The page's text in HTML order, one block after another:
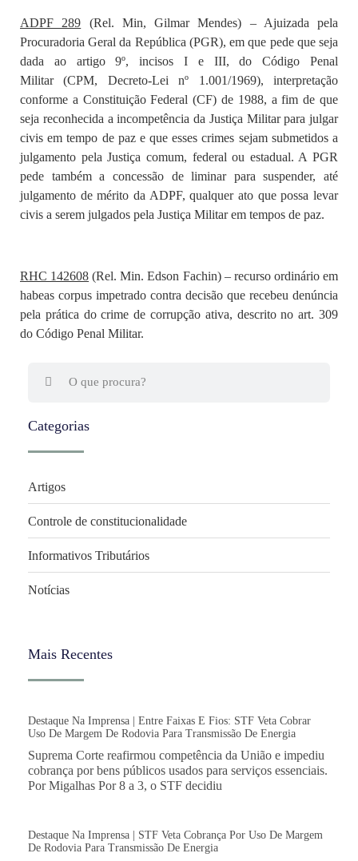
ADPF 289 (Rel. Min, Gilmar Mendes) – Ajuizada pela
Procuradoria Geral da República (PGR), em que pede que seja
dada ao artigo9º, incisosI e III, doCódigo Penal
Militar(CPM, Decreto-Lei nº 1.001/1969), interpretação
conforme a Constituição Federal (CF) de 1988, a fim de que
seja reconhecida a incompetência da Justiça Militar para julgar
civis em tempo de paz e que esses crimes sejam submetidos a
julgamento pela Justiça comum, federal ou estadual. A PGR
pede também a concessão de liminar para suspender, até
julgamento de mérito da ADPF, qualquer ato que possa levar
civis a serem julgados pela Justiça Militar em tempos de paz.
RHC 142608 (Rel. Min. Edson Fachin) – recurso ordinário em
habeas corpus impetrado contra decisão que recebeu denúncia
pela prática do crime de corrupção ativa, descrito no art. 309
do Código Penal Militar.
Categorias
Artigos
Controle de constitucionalidade
Informativos Tributários
Notícias
Mais Recentes
Destaque Na Imprensa | Entre Faixas E Fios: STF Veta Cobrar
Uso De Margem De Rodovia Para Transmissão De Energia
Suprema Corte reafirmou competência da União e impediu
cobrança por bens públicos usados para serviços essenciais.
Por Migalhas Por 8 a 3, o STF decidiu
Destaque Na Imprensa | STF Veta Cobrança Por Uso De Margem
De Rodovia Para Transmissão De Energia